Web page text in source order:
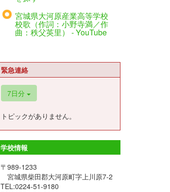
宮城県大河原産業高等学校
校歌（作詞：小野寺満／作
曲：秩父英里） - YouTube
緊急連絡
7日分
トピックがありません。
学校情報
〒989-1233
宮城県柴田郡大河原町字上川原7-2
TEL:0224-51-9180